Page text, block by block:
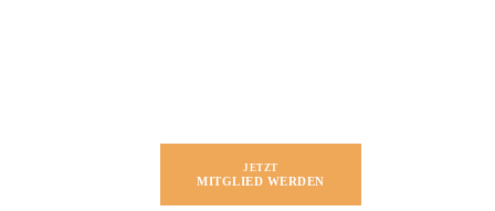
JETZT
MITGLIED WERDEN